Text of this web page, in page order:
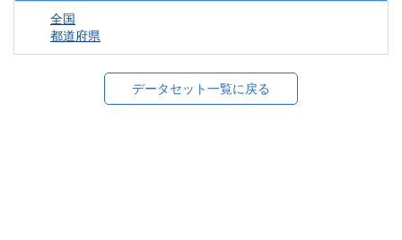
全国
都道府県
データセット一覧に戻る